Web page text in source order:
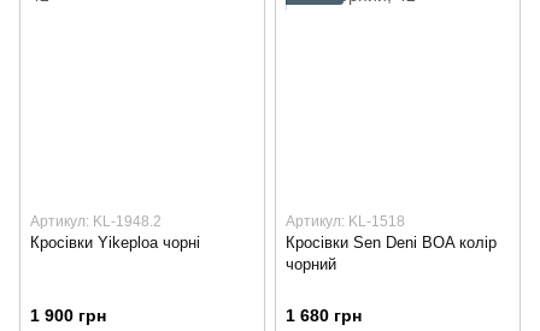
Артикул: KL-1948.2
Кросівки Yikeploa чорні
1 900 грн
Артикул: KL-1518
Кросівки Sen Deni BOA колір
чорний
1 680 грн